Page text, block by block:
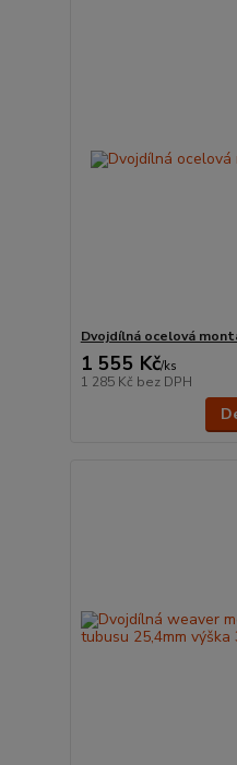
Dvojdílná ocelová
1 555 Kč/ks
1 285 Kč bez DPH